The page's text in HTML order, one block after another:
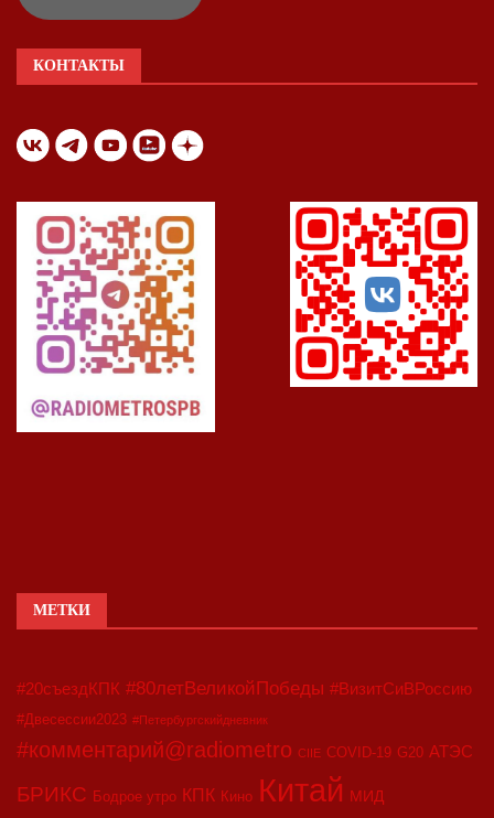
КОНТАКТЫ
МЕТКИ
#20съездКПК #80летВеликойПобеды #ВизитСиВРоссию
#Двесессии2023 #Петербургскийдневник
#комментарий@radiometro CIIE COVID-19 G20 АТЭС
БРИКС Бодрое утро КПК Кино Китай МИД